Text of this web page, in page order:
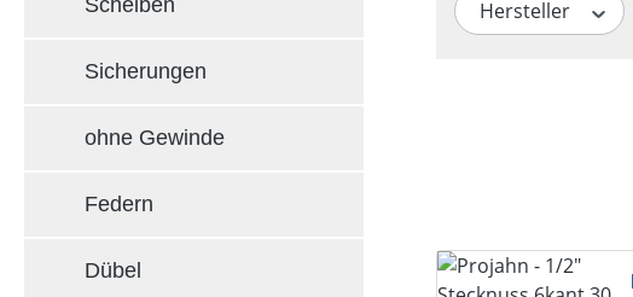
Scheiben
Sicherungen
ohne Gewinde
Federn
Dübel
Hersteller